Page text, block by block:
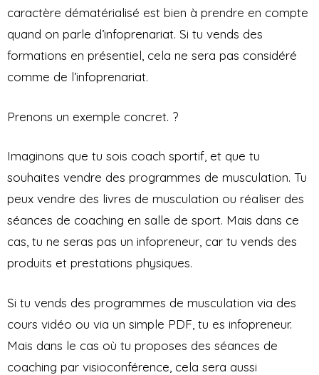
caractère dématérialisé est bien à prendre en compte
quand on parle d’infoprenariat. Si tu vends des
formations en présentiel, cela ne sera pas considéré
comme de l’infoprenariat.
Prenons un exemple concret. ?
Imaginons que tu sois coach sportif, et que tu
souhaites vendre des programmes de musculation. Tu
peux vendre des livres de musculation ou réaliser des
séances de coaching en salle de sport. Mais dans ce
cas, tu ne seras pas un infopreneur, car tu vends des
produits et prestations physiques.
Si tu vends des programmes de musculation via des
cours vidéo ou via un simple PDF, tu es infopreneur.
Mais dans le cas où tu proposes des séances de
coaching par visioconférence, cela sera aussi